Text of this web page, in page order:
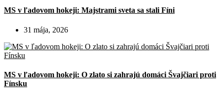
MS v ľadovom hokeji: Majstrami sveta sa stali Fíni
31 mája, 2026
MS v ľadovom hokeji: O zlato si zahrajú domáci Švajčiari proti
Fínsku